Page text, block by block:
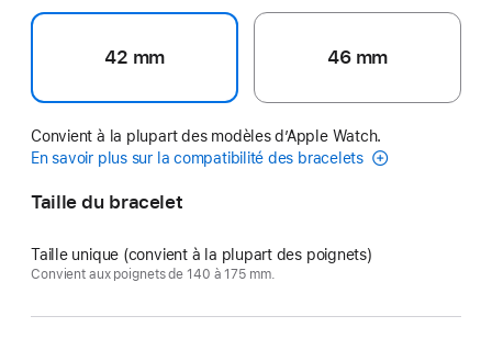
42 mm 46 mm
Convient à la plupart des modèles d’Apple Watch.
En savoir plus sur la compatibilité des bracelets
Taille du bracelet
Taille unique (convient à la plupart des poignets)
Convient aux poignets de 140 à 175 mm.